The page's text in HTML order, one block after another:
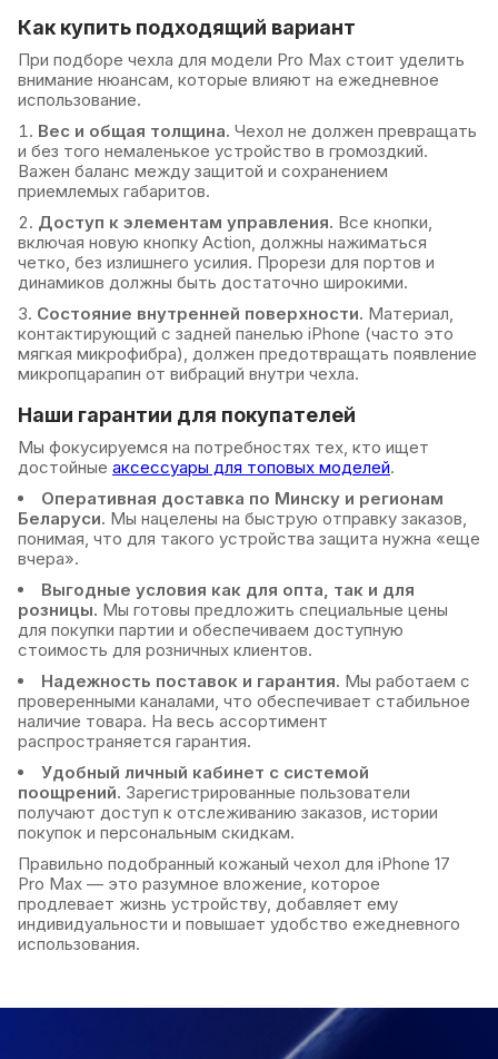
Как купить подходящий вариант
При подборе чехла для модели Pro Max стоит уделить
внимание нюансам, которые влияют на ежедневное
использование.
Вес и общая толщина. Чехол не должен превращать
и без того немаленькое устройство в громоздкий.
Важен баланс между защитой и сохранением
приемлемых габаритов.
Доступ к элементам управления. Все кнопки,
включая новую кнопку Action, должны нажиматься
четко, без излишнего усилия. Прорези для портов и
динамиков должны быть достаточно широкими.
Состояние внутренней поверхности. Материал,
контактирующий с задней панелью iPhone (часто это
мягкая микрофибра), должен предотвращать появление
микропцарапин от вибраций внутри чехла.
Наши гарантии для покупателей
Мы фокусируемся на потребностях тех, кто ищет
достойные аксессуары для топовых моделей.
Оперативная доставка по Минску и регионам
Беларуси. Мы нацелены на быструю отправку заказов,
понимая, что для такого устройства защита нужна «еще
вчера».
Выгодные условия как для опта, так и для
розницы. Мы готовы предложить специальные цены
для покупки партии и обеспечиваем доступную
стоимость для розничных клиентов.
Надежность поставок и гарантия. Мы работаем с
проверенными каналами, что обеспечивает стабильное
наличие товара. На весь ассортимент
распространяется гарантия.
Удобный личный кабинет с системой
поощрений. Зарегистрированные пользователи
получают доступ к отслеживанию заказов, истории
покупок и персональным скидкам.
Правильно подобранный кожаный чехол для iPhone 17
Pro Max — это разумное вложение, которое
продлевает жизнь устройству, добавляет ему
индивидуальности и повышает удобство ежедневного
использования.